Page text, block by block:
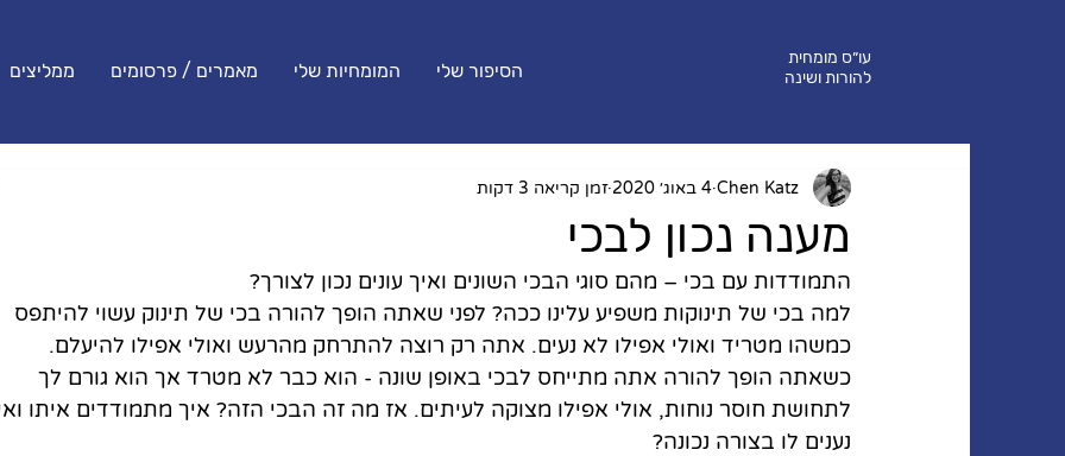
הסיפור שלי המומחיות שלי מאמרים / פרסומים ממליצים
עו״ס מומחית
להורות ושינה
מענה נכון לבכי
Chen Katz 4 באוג׳ 2020 זמן קריאה 3 דקות
התמודדות עם בכי – מהם סוגי הבכי השונים ואיך עונים נכון לצורך?
למה בכי של תינוקות משפיע עלינו ככה? לפני שאתה הופך להורה בכי של תינוק עשוי להיתפס
כמשהו מטריד ואולי אפילו לא נעים. אתה רק רוצה להתרחק מהרעש ואולי אפילו להיעלם.
כשאתה הופך להורה אתה מתייחס לבכי באופן שונה - הוא כבר לא מטרד אך הוא גורם לך
לתחושת חוסר נוחות, אולי אפילו מצוקה לעיתים. אז מה זה הבכי הזה? איך מתמודדים איתו
נענים לו בצורה נכונה?